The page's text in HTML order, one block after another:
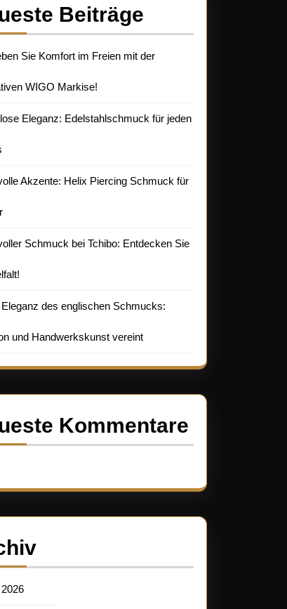
Beiträge
Sie Komfort im Freien mit der
WIGO Markise!
Eleganz: Edelstahlschmuck für jeden
Akzente: Helix Piercing Schmuck für
Schmuck bei Tchibo: Entdecken Sie
Eleganz des englischen Schmucks:
und Handwerkskunst vereint
Kommentare